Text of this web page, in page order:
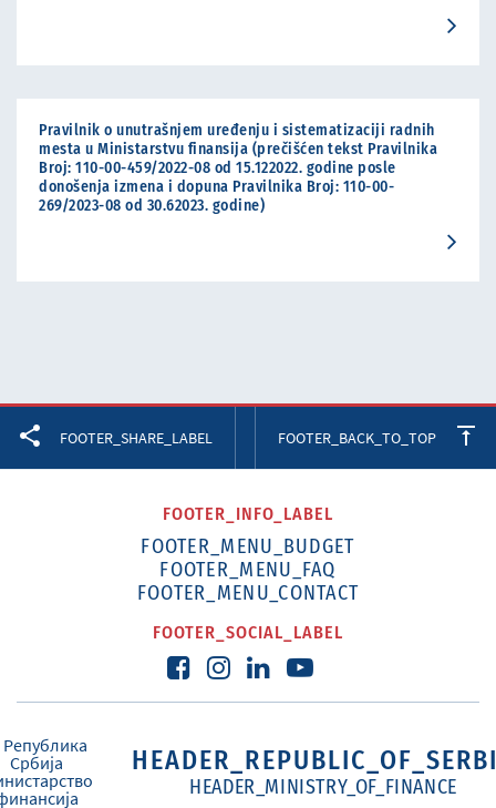
Pravilnik o unutrašnjem uređenju i sistematizaciji radnih
mesta u Ministarstvu finansija (prečišćen tekst Pravilnika
Broj: 110-00-459/2022-08 od 15.122022. godine posle
donošenja izmena i dopuna Pravilnika Broj: 110-00-
269/2023-08 od 30.62023. godine)
FOOTER_SHARE_LABEL FOOTER_BACK_TO_TOP
FOOTER_INFO_LABEL
FOOTER_MENU_BUDGET
FOOTER_MENU_FAQ
FOOTER_MENU_CONTACT
FOOTER_SOCIAL_LABEL
HEADER_MINISTRY_OF_FINANCE